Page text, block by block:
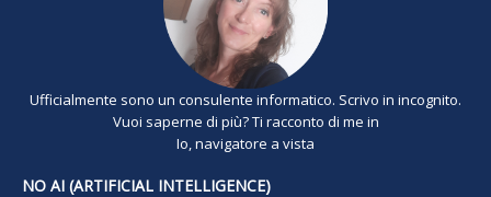
Ufficialmente sono un consulente informatico. Scrivo in incognito.
Vuoi saperne di più? Ti racconto di me in
Io, navigatore a vista
NO AI (ARTIFICIAL INTELLIGENCE)